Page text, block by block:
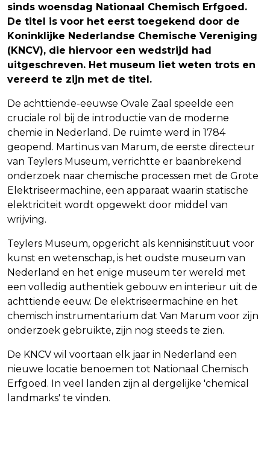
sinds woensdag Nationaal Chemisch Erfgoed.
De titel is voor het eerst toegekend door de
Koninklijke Nederlandse Chemische Vereniging
(KNCV), die hiervoor een wedstrijd had
uitgeschreven. Het museum liet weten trots en
vereerd te zijn met de titel.
De achttiende-eeuwse Ovale Zaal speelde een
cruciale rol bij de introductie van de moderne
chemie in Nederland. De ruimte werd in 1784
geopend. Martinus van Marum, de eerste directeur
van Teylers Museum, verrichtte er baanbrekend
onderzoek naar chemische processen met de Grote
Elektriseermachine, een apparaat waarin statische
elektriciteit wordt opgewekt door middel van
wrijving.
Teylers Museum, opgericht als kennisinstituut voor
kunst en wetenschap, is het oudste museum van
Nederland en het enige museum ter wereld met
een volledig authentiek gebouw en interieur uit de
achttiende eeuw. De elektriseermachine en het
chemisch instrumentarium dat Van Marum voor zijn
onderzoek gebruikte, zijn nog steeds te zien.
De KNCV wil voortaan elk jaar in Nederland een
nieuwe locatie benoemen tot Nationaal Chemisch
Erfgoed. In veel landen zijn al dergelijke 'chemical
landmarks' te vinden.